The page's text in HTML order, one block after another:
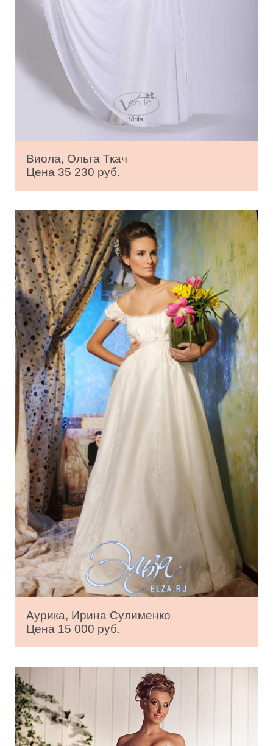
Виола, Ольга Ткач
Цена 35 230 руб.
Аурика, Ирина Сулименко
Цена 15 000 руб.